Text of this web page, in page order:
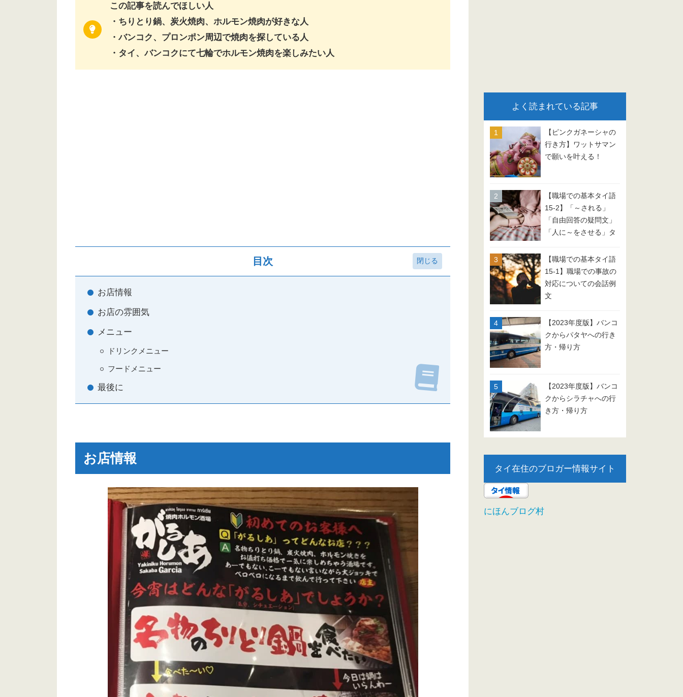
この記事を読んでほしい人
・ちりとり鍋、炭火焼肉、ホルモン焼肉が好きな人
・バンコク、プロンポン周辺で焼肉を探している人
・タイ、バンコクにて七輪でホルモン焼肉を楽しみたい人
目次
お店情報
お店の雰囲気
メニュー
ドリンクメニュー
フードメニュー
最後に
お店情報
よく読まれている記事
【ピンクガネーシャの
行き方】ワットサマン
で願いを叶える！
【職場での基本タイ語
15-2】「～される」
「自由回答の疑問文」
「人に～をさせる」タ
【職場での基本タイ語
15-1】職場での事故の
対応についての会話例
文
【2023年度版】バンコ
クからパタヤへの行き
方・帰り方
【2023年度版】バンコ
クからシラチャへの行
き方・帰り方
タイ在住のブロガー情報サイト
にほんブログ村